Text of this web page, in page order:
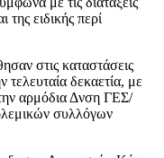
ειδικής περί
στις καταστάσεις
τελευταία δεκαετία, με
αρμόδια Δνση ΓΕΣ/
συλλόγων